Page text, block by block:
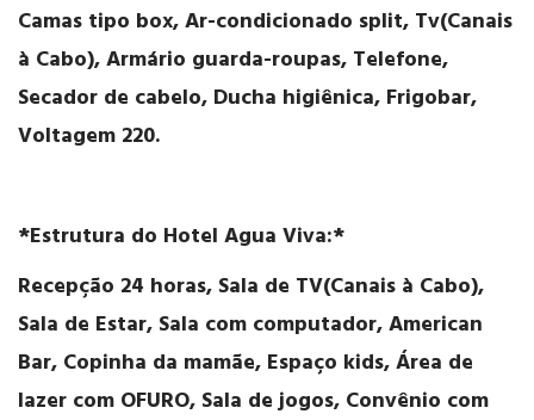
Camas tipo box, Ar-condicionado split, Tv(Canais
à Cabo), Armário guarda-roupas, Telefone,
Secador de cabelo, Ducha higiênica, Frigobar,
Voltagem 220.
*Estrutura do Hotel Agua Viva:*
Recepção 24 horas, Sala de TV(Canais à Cabo),
Sala de Estar, Sala com computador, American
Bar, Copinha da mamãe, Espaço kids, Área de
lazer com OFURO, Sala de jogos, Convênio com